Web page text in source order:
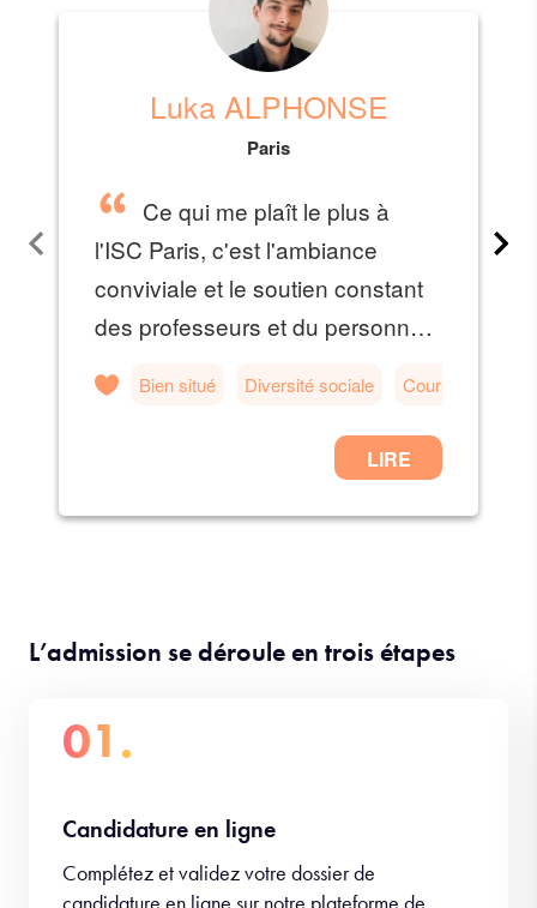
L’admission se déroule en trois étapes
01.
Candidature en ligne
Complétez et validez votre dossier de